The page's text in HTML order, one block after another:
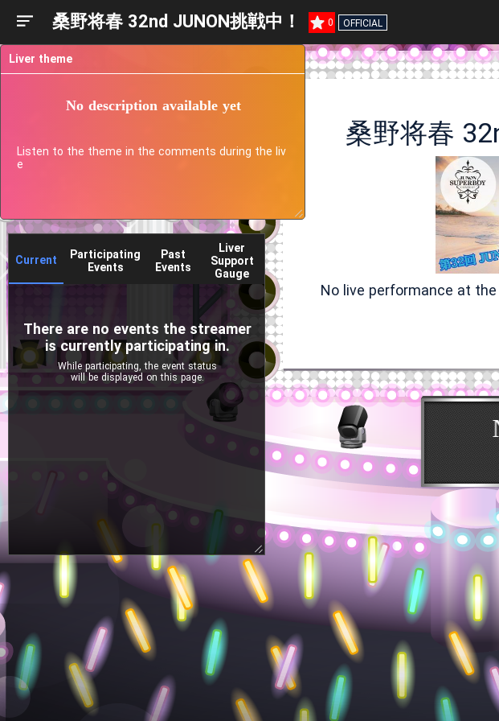
桑野将春 32nd JUNON挑戦中！ 0 OFFICIAL
桑野将春
No live performance at
Current
Participating
Events
Past
Events
Liver
Support
Gauge
There are no events the streamer
is currently participating in.
While participating, the event status
will be displayed on this page.
Liver theme
No description available yet
Listen to the theme in the comments during the liv
e